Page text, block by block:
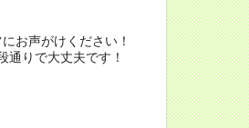
お声がけください！
通りで大丈夫です！